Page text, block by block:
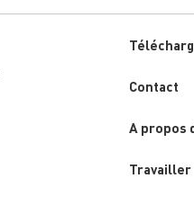
Custom
Contact
A propos
Travailler